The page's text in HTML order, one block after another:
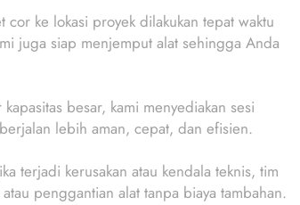
ke lokasi proyek dilakukan tepat waktu
juga siap menjemput alat sehingga Anda
besar, kami menyediakan sesi
lebih aman, cepat, dan efisien.
terjadi kerusakan atau kendala teknis, tim
penggantian alat tanpa biaya tambahan.